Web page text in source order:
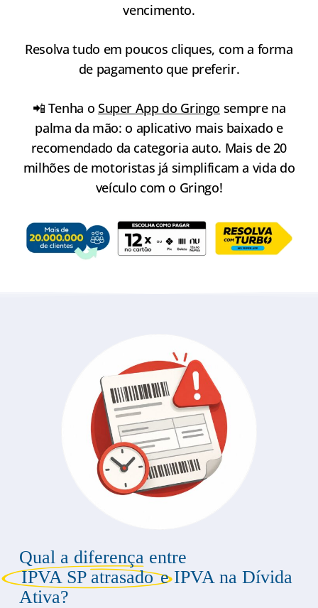
vencimento.
Resolva tudo em poucos cliques, com a forma
de pagamento que preferir.
📲 Tenha o Super App do Gringo sempre na
palma da mão: o aplicativo mais baixado e
recomendado da categoria auto. Mais de 20
milhões de motoristas já simplificam a vida do
veículo com o Gringo!
Qual a diferença entre
IPVA SP atrasadoe IPVA na Dívida
Ativa?